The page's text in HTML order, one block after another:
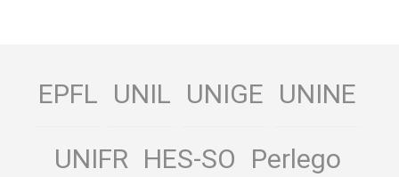
EPFL UNIL UNIGE UNINE
UNIFR HES-SO Perlego